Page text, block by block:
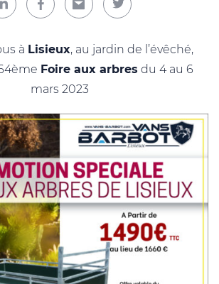
à Lisieux, au jardin de l’évêché,
Foire aux arbres du 4 au 6
mars 2023